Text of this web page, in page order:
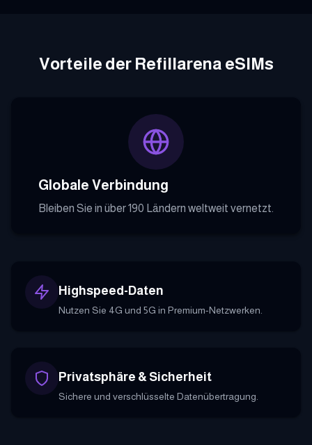
Vorteile der Refillarena eSIMs
Globale Verbindung
Bleiben Sie in über 190 Ländern weltweit vernetzt.
Highspeed-Daten
Nutzen Sie 4G und 5G in Premium-Netzwerken.
Privatsphäre & Sicherheit
Sichere und verschlüsselte Datenübertragung.